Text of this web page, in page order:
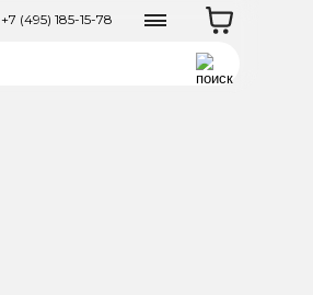
+7 (495) 185-15-78